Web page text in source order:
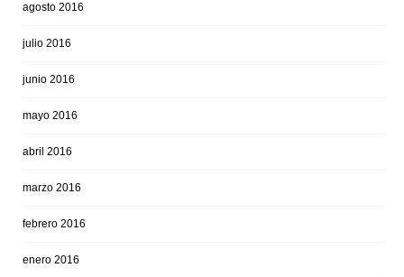
agosto 2016
julio 2016
junio 2016
mayo 2016
abril 2016
marzo 2016
febrero 2016
enero 2016